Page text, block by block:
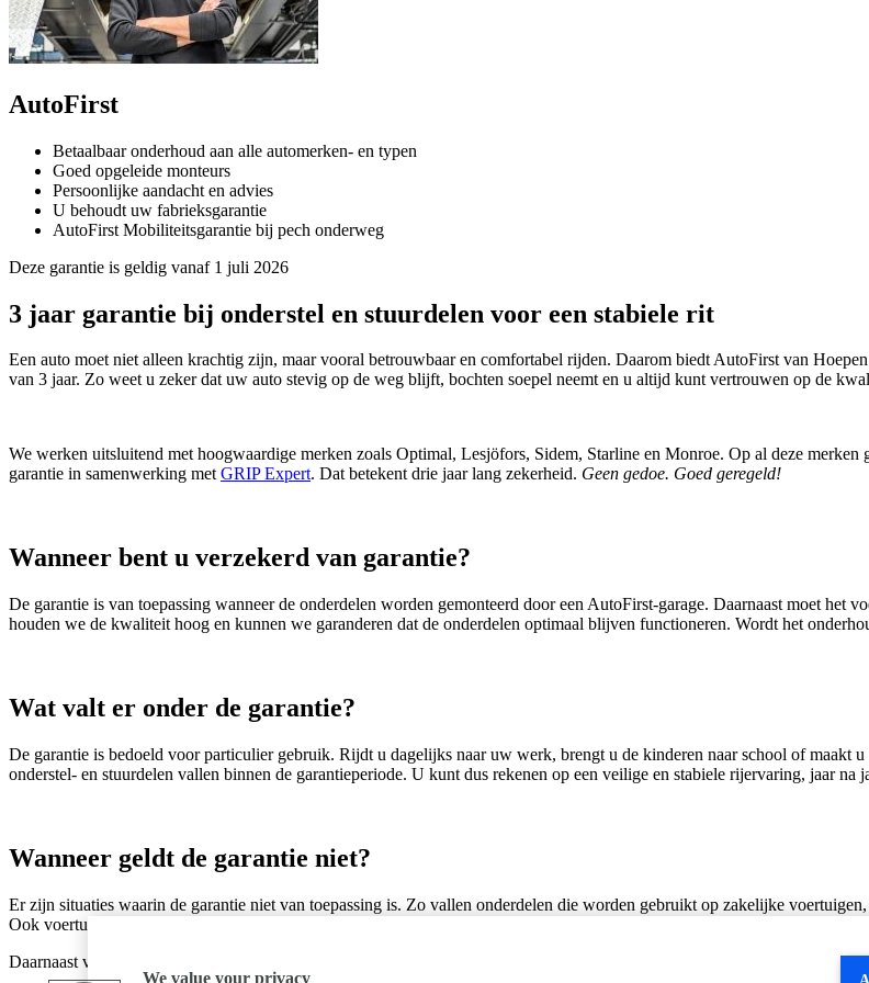
AutoFirst
Betaalbaar onderhoud aan alle automerken- en typen
Goed opgeleide monteurs
Persoonlijke aandacht en advies
U behoudt uw fabrieksgarantie
AutoFirst Mobiliteitsgarantie bij pech onderweg
Deze garantie is geldig vanaf 1 juli 2026
3 jaar garantie bij onderstel en stuurdelen voor een stabiele rit
Een auto moet niet alleen krachtig zijn, maar vooral betrouwbaar en comfortabel rijden. Daarom biedt AutoFirst van
van 3 jaar. Zo weet u zeker dat uw auto stevig op de weg blijft, bochten soepel neemt en u altijd kunt vertrouwen op de
We werken uitsluitend met hoogwaardige merken zoals Optimal, Lesjöfors, Sidem, Starline en Monroe. Op al deze
garantie in samenwerking metGRIP Expert. Dat betekent drie jaar lang zekerheid. Geen gedoe. Goed geregeld!
Wanneer bent u verzekerd van garantie?
De garantie is van toepassing wanneer de onderdelen worden gemonteerd door een AutoFirst‑garage. Daarnaast moet
houden we de kwaliteit hoog en kunnen we garanderen dat de onderdelen optimaal blijven functioneren. Wordt het
Wat valt er onder de garantie?
De garantie is bedoeld voor particulier gebruik. Rijdt u dagelijks naar uw werk, brengt u de kinderen naar school of maakt
onderstel- en stuurdelen vallen binnen de garantieperiode. U kunt dus rekenen op een veilige en stabiele rijervaring, jaar na
Wanneer geldt de garantie niet?
Er zijn situaties waarin de garantie niet van toepassing is. Zo vallen onderdelen die worden gebruikt op zakelijke
Ook voertuigen die worden ingezet voor rally’s, races of andere competitieve of recreatieve activiteiten komen niet in
Daarnaast vervalt de garantie wanneer er sprake is van verkeerd gebruik, misbruik of onvoldoende onderhoud. Goed
We value your privacy